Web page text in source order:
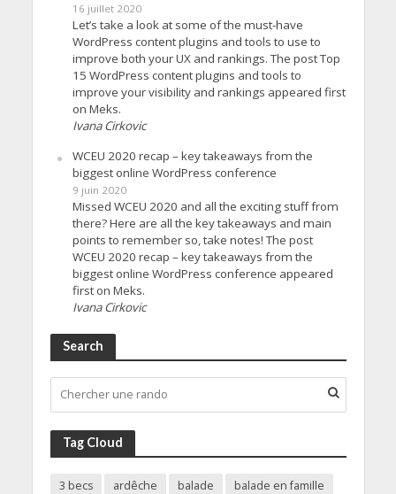
16 juillet 2020
Let’s take a look at some of the must-have
WordPress content plugins and tools to use to
improve both your UX and rankings. The post Top
15 WordPress content plugins and tools to
improve your visibility and rankings appeared first
on Meks.
Ivana Cirkovic
WCEU 2020 recap – key takeaways from the
biggest online WordPress conference
9 juin 2020
Missed WCEU 2020 and all the exciting stuff from
there? Here are all the key takeaways and main
points to remember so, take notes! The post
WCEU 2020 recap – key takeaways from the
biggest online WordPress conference appeared
first on Meks.
Ivana Cirkovic
Search
Tag Cloud
3 becs ardêche balade
balade en famille